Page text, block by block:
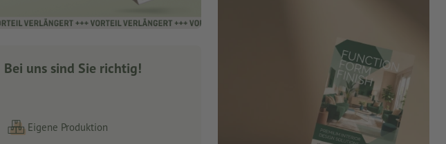
Bei uns sind Sie richtig!
Eigene Produktion